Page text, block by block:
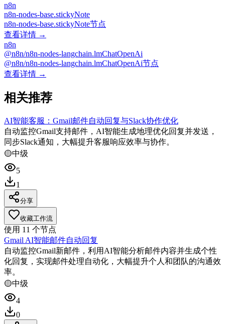
n8n
n8n-nodes-base.stickyNote
n8n-nodes-base.stickyNote节点
查看详情 →
n8n
@n8n/n8n-nodes-langchain.lmChatOpenAi
@n8n/n8n-nodes-langchain.lmChatOpenAi节点
查看详情 →
相关推荐
AI智能客服：Gmail邮件自动回复与Slack协作优化
自动监控Gmail支持邮件，AI智能生成地理优化回复并发送，
同步Slack通知，大幅提升客服响应效率与协作。
🟡中级
5
1
分享
收藏工作流
使用 11 个节点
Gmail AI智能邮件自动回复
自动监控Gmail新邮件，利用AI智能分析邮件内容并生成个性
化回复，实现邮件处理自动化，大幅提升个人和团队的沟通效
率。
🟡中级
4
0